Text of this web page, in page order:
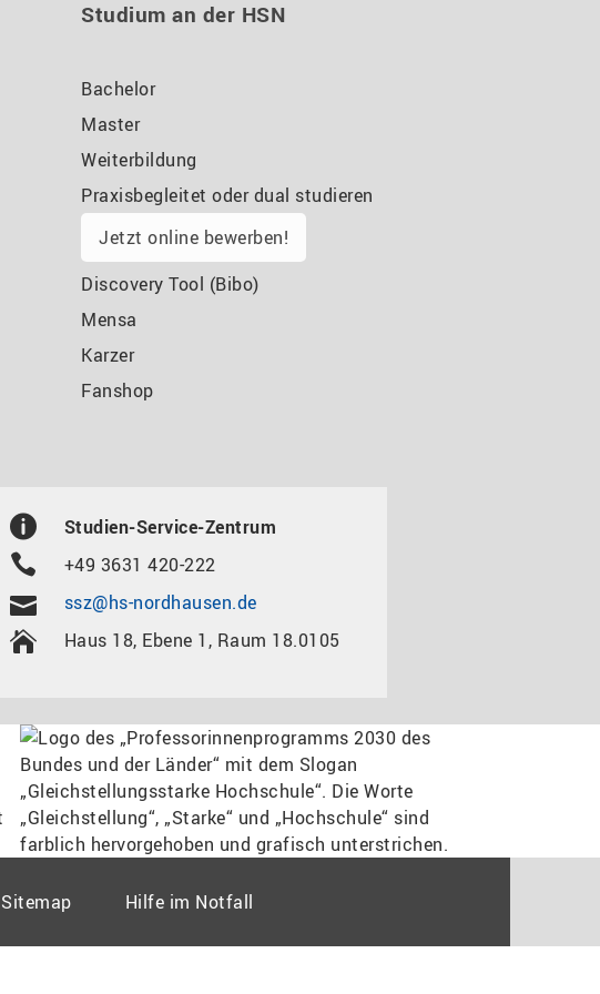
Studium an der HSN
Bachelor
Master
Weiterbildung
Praxisbegleitet oder dual studieren
Jetzt online bewerben!
Discovery Tool (Bibo)
Mensa
Karzer
Fanshop
Studien-Service-Zentrum
+49 3631 420-222
ssz@hs-nordhausen.de
Haus 18, Ebene 1, Raum 18.0105
Sitemap Hilfe im Notfall